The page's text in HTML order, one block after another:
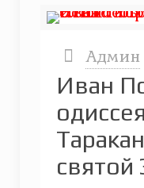
Админ
Иван
святой